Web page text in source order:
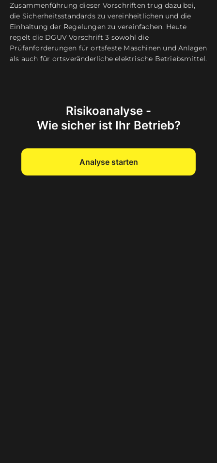
Zusammenführung dieser Vorschriften trug dazu bei,
die Sicherheitsstandards zu vereinheitlichen und die
Einhaltung der Regelungen zu vereinfachen. Heute
regelt die DGUV Vorschrift 3 sowohl die
Prüfanforderungen für ortsfeste Maschinen und Anlagen
als auch für ortsveränderliche elektrische Betriebsmittel.